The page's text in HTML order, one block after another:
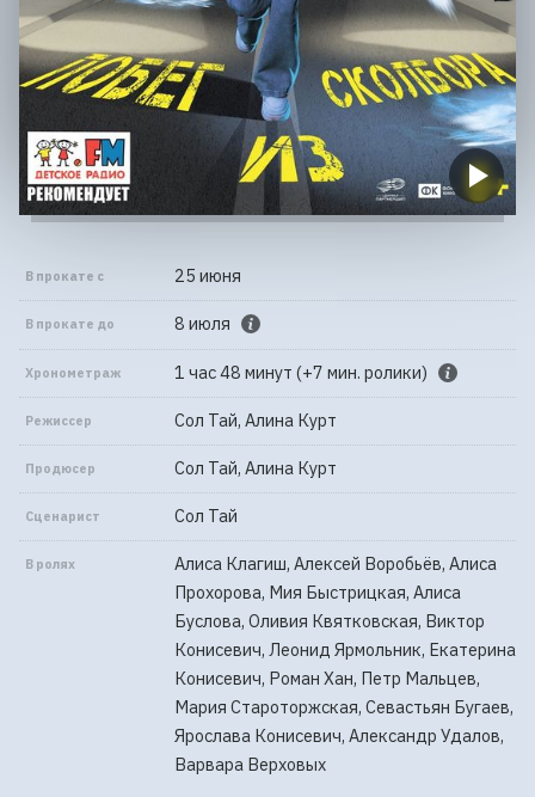
В прокате с 25 июня
В прокате до 8 июля
Хронометраж 1 час 48 минут (+7 мин. ролики)
Режиссер Сол Тай, Алина Курт
Продюсер Сол Тай, Алина Курт
Сценарист Сол Тай
В ролях
Алиса Клагиш, Алексей Воробьёв, Алиса
Прохорова, Мия Быстрицкая, Алиса
Буслова, Оливия Квятковская, Виктор
Конисевич, Леонид Ярмольник, Екатерина
Конисевич, Роман Хан, Петр Мальцев,
Мария Староторжская, Севастьян Бугаев,
Ярослава Конисевич, Александр Удалов,
Варвара Верховых